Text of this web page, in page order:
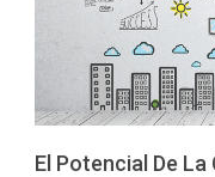
El Potencial De